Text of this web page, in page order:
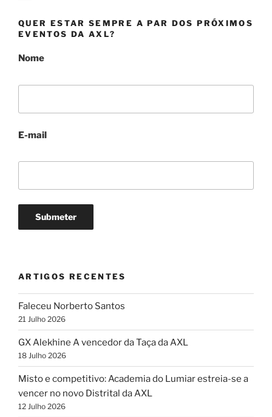
s
o
QUER ESTAR SEMPRE A PAR DOS PRÓXIMOS
EVENTOS DA AXL?
Nome
E-mail
ARTIGOS RECENTES
Faleceu Norberto Santos
21 Julho 2026
GX Alekhine A vencedor da Taça da AXL
18 Julho 2026
Misto e competitivo: Academia do Lumiar estreia-se a
vencer no novo Distrital da AXL
12 Julho 2026